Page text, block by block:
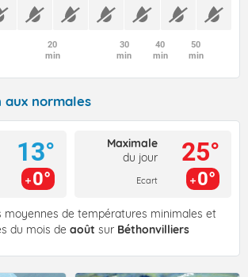
20
min
30
min
40
min
50
min
aux normales
13°
0°
Maximale
du jour
Ecart
25°
0°
moyennes de températures minimales et
du mois de août sur Béthonvilliers